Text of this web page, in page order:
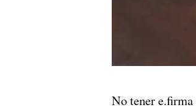
No tener